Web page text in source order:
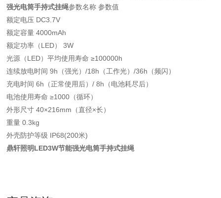
强光电筒手持式挂绳参数名称 参数值
额定电压 DC3.7V
额定容量 4000mAh
额定功率（LED） 3W
光源（LED）平均使用寿命 ≥100000h
连续放电时间 9h（强光）/18h（工作光）/36h（频闪）
充电时间 6h（正常使用后）/ 8h（电池耗尽后）
电池使用寿命 ≥1000（循环）
外形尺寸 40×216mm（直径×长）
重量 0.3kg
外壳防护等级 IP68(200米)
鼎轩照明LED3W节能强光电筒手持式挂绳